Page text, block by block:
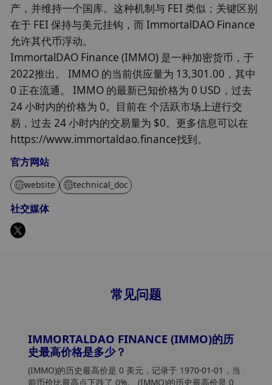
产，并维持一个国库。这种机制与 FEI 类似；关键区别
在于 FEI 保持与美元挂钩，而 ImmortalDAO Finance
允许其代币浮动。
ImmortalDAO Finance (IMMO) 是一种加密货币，于
2022推出。 IMMO 的当前供应量为 13,301.00，其中
0 正在流通。 IMMO 的最新已知价格为 0 USD，过去
24 小时内的价格为 0。目前在 个活跃市场上进行交
易，过去 24 小时内的交易量为 $0。更多信息可以在
https://www.immortaldao.finance找到。
官方网站
website technical_doc
社交媒体
常见问题
IMMORTALDAO FINANCE (IMMO)的历
史最高价格是多少？
(IMMO)的历史最高价是 0 美元，记录于 1970-01-01，当
前币价比最高点下跌了 0%。 (IMMO)的历史最高价是 0